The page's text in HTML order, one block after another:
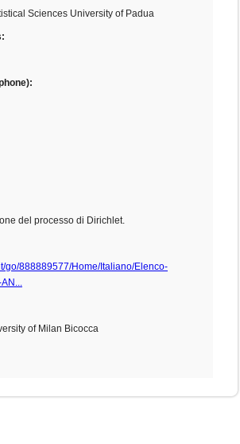
Sciences University of Padua
del processo di Dirichlet.
go/888889577/Home/Italiano/Elenco-
of Milan Bicocca